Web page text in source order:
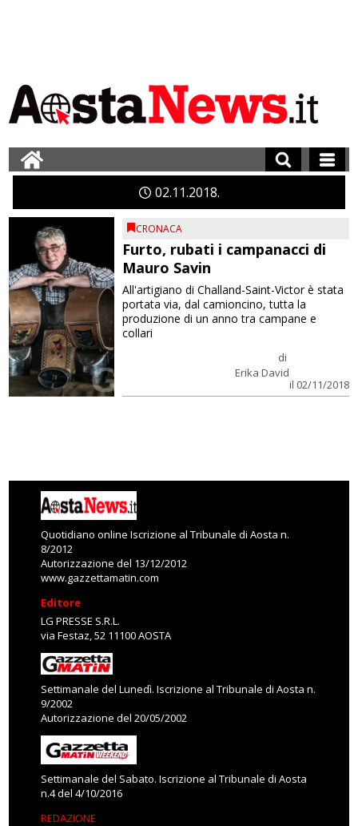
02 11 2018
CRONACA
Furto, rubati i campanacci di
Mauro Savin
di
Erika David
il 02/11/2018
All'artigiano di Challand-Saint-Victor è stata
portata via, dal camioncino, tutta la
produzione di un anno tra campane e
collari
Quotidiano online Iscrizione al Tribunale di Aosta n.
8/2012
Autorizzazione del 13/12/2012
www.gazzettamatin.com
Editore
LG PRESSE S.R.L.
via Festaz, 52 11100 AOSTA
Settimanale del Lunedì. Iscrizione al Tribunale di Aosta n.
9/2002
Autorizzazione del 20/05/2002
Settimanale del Sabato. Iscrizione al Tribunale di Aosta
n.4 del 4/10/2016
REDAZIONE